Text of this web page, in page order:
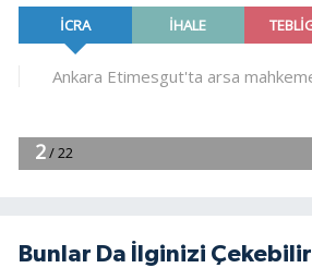
Bunlar Da İlginizi Çekebilir